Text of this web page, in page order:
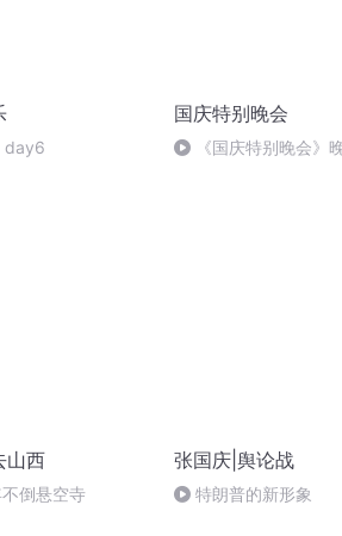
day6
国庆特别晚会
《国庆特别晚会》
山西
倒悬空寺
张国庆|舆论战
特朗普的新形象